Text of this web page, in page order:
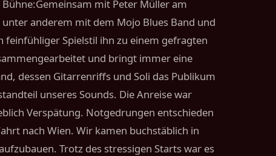
mit Peter Müller am
anderem mit dem Mojo Blues Band und
feinfühliger Spielstil ihn zu einem gefragten
und bringt immer eine
dessen Gitarrenriffs und Soli das Publikum
unseres Sounds. Die Anreise war
Verspätung. Notgedrungen entschieden
nach Wien. Wir kamen buchstäblich in
Trotz des stressigen Starts war es